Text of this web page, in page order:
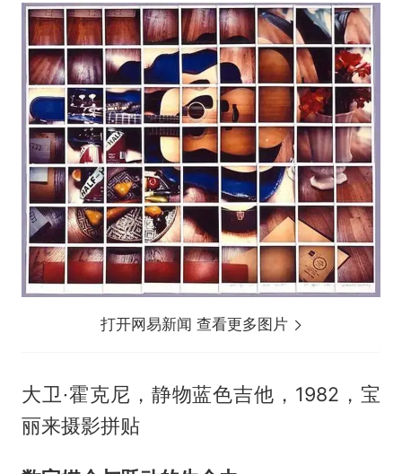
打开网易新闻 查看更多图片
大卫·霍克尼，静物蓝⾊吉他，1982，宝
丽来摄影拼贴